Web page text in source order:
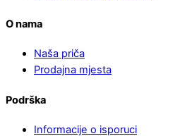
O nama
Naša priča
Prodajna mjesta
Podrška
Informacije o isporuci